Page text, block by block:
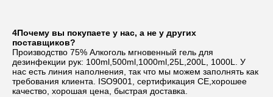
4Почему вы покупаете у нас, а не у других
поставщиков?
Производство 75% Алкоголь мгновенный гель для
дезинфекции рук: 100ml,500ml,1000ml,25L,200L, 1000L. У
нас есть линия наполнения, так что мы можем заполнять как
требования клиента. ISO9001, сертификация CE,хорошее
качество, хорошая цена, быстрая доставка.